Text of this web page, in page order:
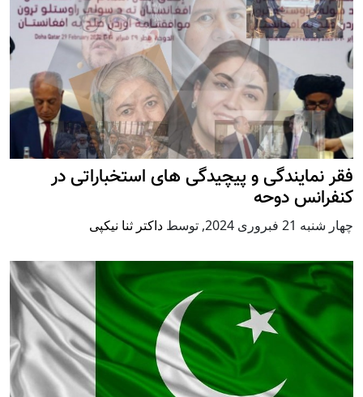
فقر نمایندگی و پیچیدگی های استخباراتی در
کنفرانس دوحه
چهار شنبه 21 فبروری 2024 , توسط داکتر ثنا نیکپی